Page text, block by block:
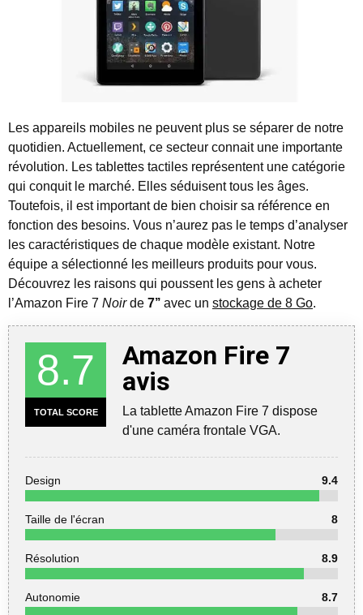
Les appareils mobiles ne peuvent plus se séparer de notre
quotidien. Actuellement, ce secteur connait une importante
révolution. Les tablettes tactiles représentent une catégorie
qui conquit le marché. Elles séduisent tous les âges.
Toutefois, il est important de bien choisir sa référence en
fonction des besoins. Vous n’aurez pas le temps d’analyser
les caractéristiques de chaque modèle existant. Notre
équipe a sélectionné les meilleurs produits pour vous.
Découvrez les raisons qui poussent les gens à acheter
l’Amazon Fire 7 Noirde 7’’ avec un stockage de 8 Go.
8.7
TOTAL SCORE
Amazon Fire 7
avis
La tablette Amazon Fire 7 dispose
d'une caméra frontale VGA.
Design 9.4
Taille de l'écran 8
Résolution 8.9
Autonomie 8.7